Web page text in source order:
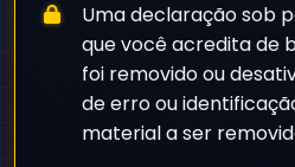
Uma declaração sob
que você acredita de
foi removido ou
de erro ou
material a ser